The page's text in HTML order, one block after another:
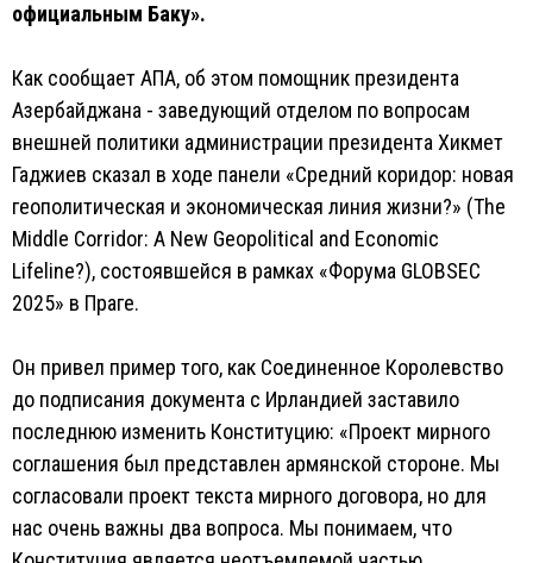
официальным Баку».
Как сообщает АПА, об этом помощник президента
Азербайджана - заведующий отделом по вопросам
внешней политики администрации президента Хикмет
Гаджиев сказал в ходе панели «Средний коридор: новая
геополитическая и экономическая линия жизни?» (The
Middle Corridor: A New Geopolitical and Economic
Lifeline?), состоявшейся в рамках «Форума GLOBSEC
2025» в Праге.
Он привел пример того, как Соединенное Королевство
до подписания документа с Ирландией заставило
последнюю изменить Конституцию: «Проект мирного
соглашения был представлен армянской стороне. Мы
согласовали проект текста мирного договора, но для
нас очень важны два вопроса. Мы понимаем, что